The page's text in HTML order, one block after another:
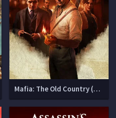
Mafia: The Old Country (Мафия 4)